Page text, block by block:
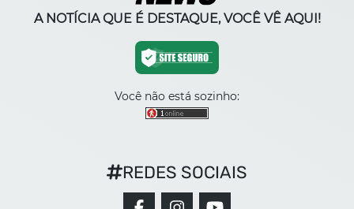
A NOTÍCIA QUE É DESTAQUE, VOCÊ VÊ AQUI!
Você não está sozinho:
REDES SOCIAIS